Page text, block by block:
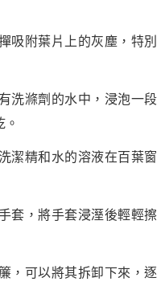
吸附葉片上的灰塵，特別
洗滌劑的水中，浸泡一段
潔精和水的溶液在百葉窗
套，將手套浸溼後輕輕擦
，可以將其拆卸下來，逐